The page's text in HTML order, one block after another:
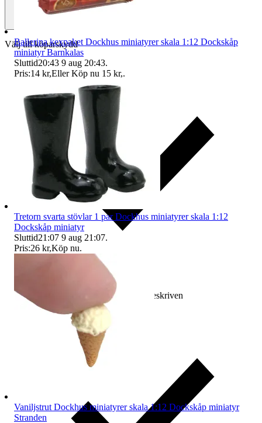
Välj till köparskydd
Ersättning om varan inte är som beskriven
Ballerina kexpaket Dockhus miniatyrer skala 1:12 Dockskåp
miniatyr Barnkalas
Sluttid20:43 9 aug 20:43.
Pris:14 kr,Eller Köp nu 15 kr,.
Tretorn svarta stövlar 1 par Dockhus miniatyrer skala 1:12
Dockskåp miniatyr
Sluttid21:07 9 aug 21:07.
Pris:26 kr,Köp nu.
Vaniljstrut Dockhus miniatyrer skala 1:12 Dockskåp miniatyr
Stranden